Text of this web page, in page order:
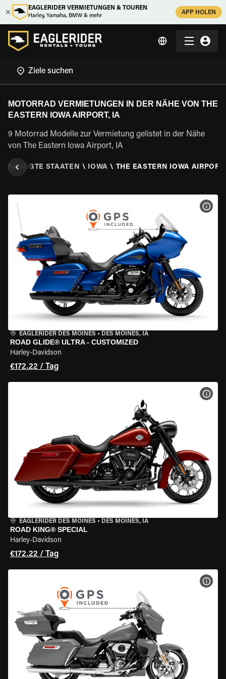
EAGLERIDER VERMIETUNGEN & TOUREN
Harley, Yamaha, BMW & mehr
APP HOLEN
MOTORRAD VERMIETUNGEN IN DER NÄHE VON THE
EASTERN IOWA AIRPORT, IA
9 Motorrad Modelle zur Vermietung gelistet in der Nähe
von The Eastern Iowa Airport, IA
STAATEN \ IOWA \ THE EASTERN IOWA
EAGLERIDER DES MOINES • DES MOINES, IA
ROAD GLIDE® ULTRA - CUSTOMIZED
Harley-Davidson
€172.22 / Tag
EAGLERIDER DES MOINES • DES MOINES, IA
ROAD KING® SPECIAL
Harley-Davidson
€172.22 / Tag